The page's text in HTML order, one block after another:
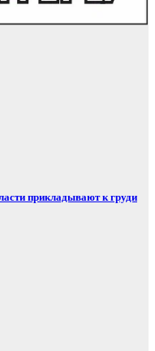
прикладывают к груди